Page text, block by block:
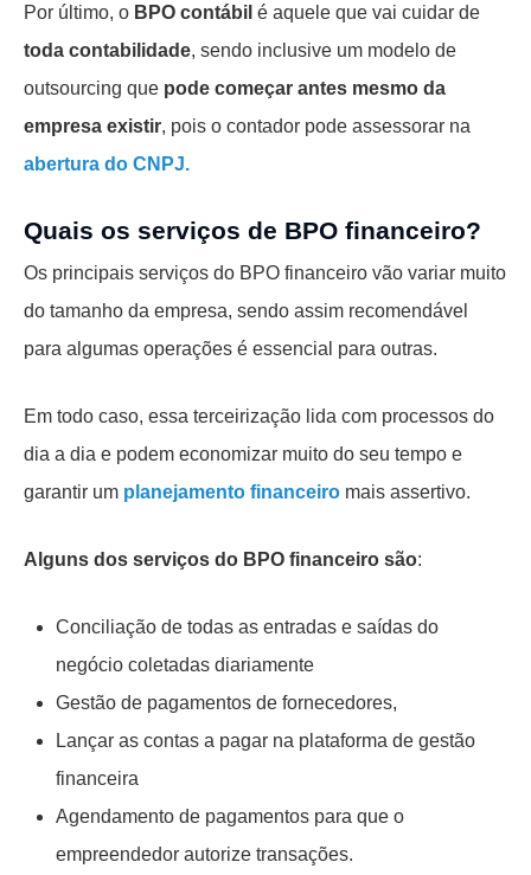
Por último, o BPO contábil é aquele que vai cuidar de
toda contabilidade, sendo inclusive um modelo de
outsourcing que pode começar antes mesmo da
empresa existir, pois o contador pode assessorar na
abertura do CNPJ.
Quais os serviços de BPO financeiro?
Os principais serviços do BPO financeiro vão variar muito
do tamanho da empresa, sendo assim recomendável
para algumas operações é essencial para outras.
Em todo caso, essa terceirização lida com processos do
dia a dia e podem economizar muito do seu tempo e
garantir um planejamento financeiro mais assertivo.
Alguns dos serviços do BPO financeiro são:
Conciliação de todas as entradas e saídas do
negócio coletadas diariamente
Gestão de pagamentos de fornecedores,
Lançar as contas a pagar na plataforma de gestão
financeira
Agendamento de pagamentos para que o
empreendedor autorize transações.